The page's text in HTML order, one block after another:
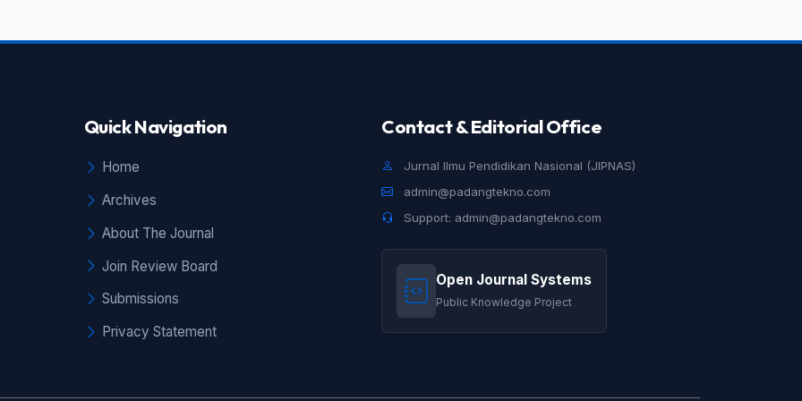
Quick Navigation
Home
Archives
About The Journal
Join Review Board
Submissions
Privacy Statement
Contact & Editorial Office
Jurnal Ilmu Pendidikan Nasional (JIPNAS)
admin@padangtekno.com
Support: admin@padangtekno.com
Open Journal Systems
Public Knowledge Project